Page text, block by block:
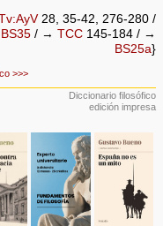
28, 35-42, 276-280 /
BS35/ → TCC145-184 / →
BS25a}
>>>
Diccionario filosófico
edición impresa